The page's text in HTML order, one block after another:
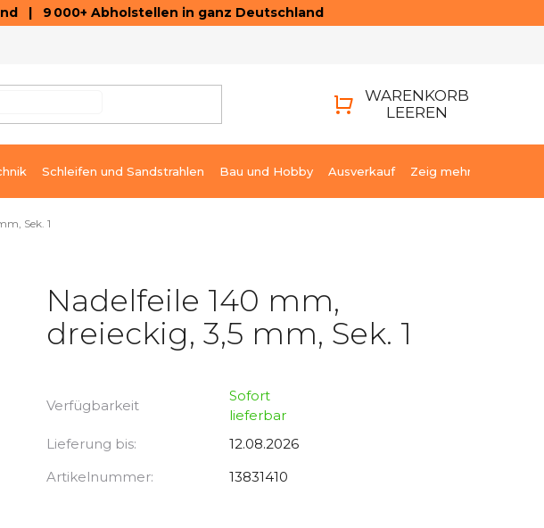
| 9 000+ Abholstellen in ganz Deutschland
WARENKORB
LEEREN
Schleifen und Sandstrahlen Bau und Hobby Ausverkauf Zeig mehr
Sek. 1
Nadelfeile 140 mm,
dreieckig, 3,5 mm, Sek. 1
Verfügbarkeit
Sofort
lieferbar
Lieferung bis:
12.08.2026
Artikelnummer:
13831410